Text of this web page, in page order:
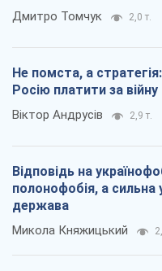
Дмитро Томчук 2,0 т.
Не помста, а
Росію платити за війну
Віктор Андрусів 2,9 т.
Відповідь на
полонофобія, а сильна
держава
Микола Княжицький